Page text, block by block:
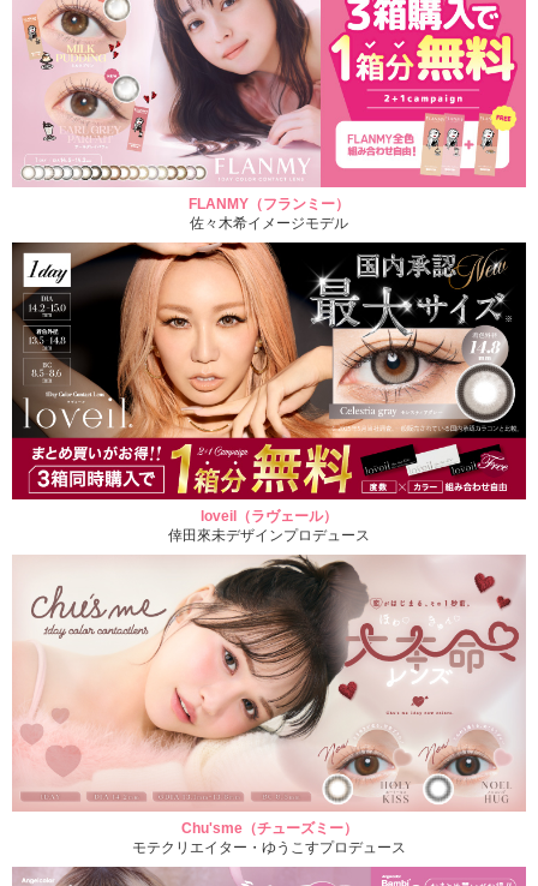
FLANMY（フランミー）
佐々木希イメージモデル
loveil（ラヴェール）
倖田來未デザインプロデュース
Chu'sme（チューズミー）
モテクリエイター・ゆうこすプロデュース